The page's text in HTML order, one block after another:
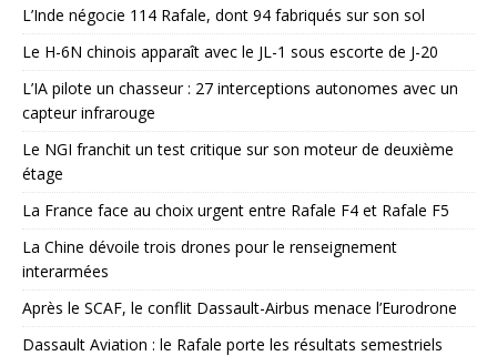
L’Inde négocie 114 Rafale, dont 94 fabriqués sur son sol
Le H-6N chinois apparaît avec le JL-1 sous escorte de J-20
L’IA pilote un chasseur : 27 interceptions autonomes avec un
capteur infrarouge
Le NGI franchit un test critique sur son moteur de deuxième
étage
La France face au choix urgent entre Rafale F4 et Rafale F5
La Chine dévoile trois drones pour le renseignement
interarmées
Après le SCAF, le conflit Dassault-Airbus menace l’Eurodrone
Dassault Aviation : le Rafale porte les résultats semestriels